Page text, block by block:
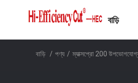
বাড়ি
বাড়ি / পণ্য / ম্যাক্সপ্রো 200